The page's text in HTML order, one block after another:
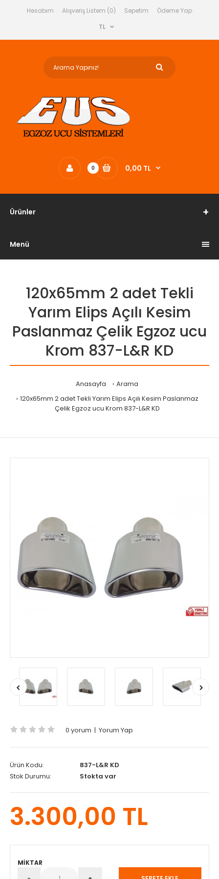
Hesabım Alışveriş Listem (0) Sepetim
Ödeme Yap
TL
0 0,00 TL
Ürünler
Menü
120x65mm 2 adet Tekli
Yarım Elips Açılı Kesim
Paslanmaz Çelik Egzoz ucu
Krom 837-L&R KD
Anasayfa
Arama
120x65mm 2 adet Tekli Yarım Elips Açılı Kesim Paslanmaz
Çelik Egzoz ucu Krom 837-L&R KD
0 yorum | Yorum Yap
Ürün Kodu:
837-L&R KD
Stok Durumu:
Stokta var
3.300,00 TL
MIKTAR